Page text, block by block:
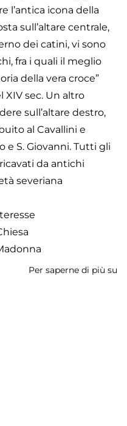
l’antica icona della
sull’altare centrale,
dei catini, vi sono
fra i quali il meglio
della vera croce”
sec. Un altro
sull’altare destro,
al Cavallini e
e S. Giovanni. Tutti gli
da antichi
severiana
Per saperne di più su